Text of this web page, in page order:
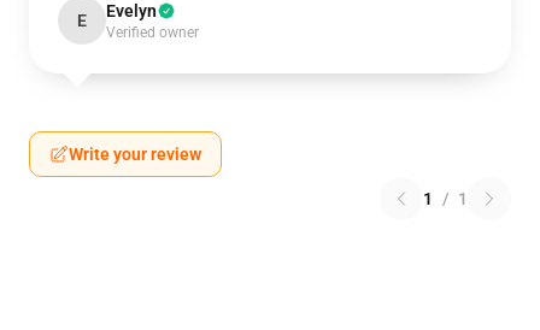
E Evelyn
Verified owner
Write your review
1 / 1